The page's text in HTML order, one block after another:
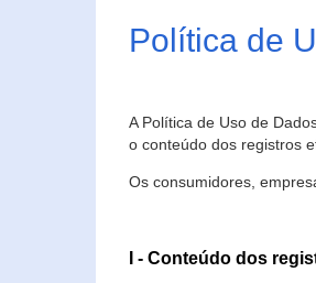
Política de
A Política de Uso de
o conteúdo dos registros
Os consumidores,
I - Conteúdo dos